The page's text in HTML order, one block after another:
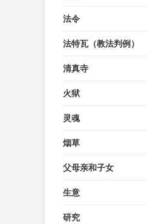
法令
法特瓦（教法判例）
清真寺
火狱
灵魂
烟草
父母亲和子女
生意
研究